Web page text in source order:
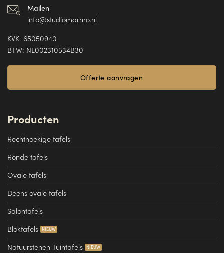
Mailen
info@studiomarmo.nl
KVK: 65050940
BTW: NL002310534B30
Offerte aanvragen
Producten
Rechthoekige tafels
Ronde tafels
Ovale tafels
Deens ovale tafels
Salontafels
Bloktafels
Natuurstenen Tuintafels